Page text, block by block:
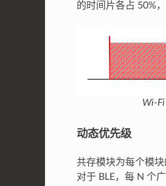
的时间片各占 50%
Wi-
动态优先级
共存模块为每个模
对于 BLE，每 N 个